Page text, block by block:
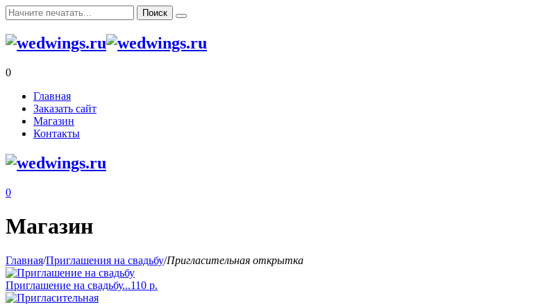
0
Главная
Заказать сайт
Магазин
Контакты
0
Магазин
Главная/Приглашения на свадьбу/Пригласительная открытка
Приглашение на свадьбу...110 р.